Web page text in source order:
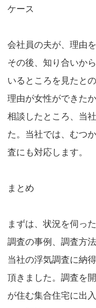
ケース
会社員の夫が、理由
その後、知り合いか
いるところを見たと
理由が女性ができた
相談したところ、当
た。当社では、むつ
査にも対応します。
まとめ
まずは、状況を伺っ
調査の事例、調査方
当社の浮気調査に納
頂きました。調査を
が住む集合住宅に出